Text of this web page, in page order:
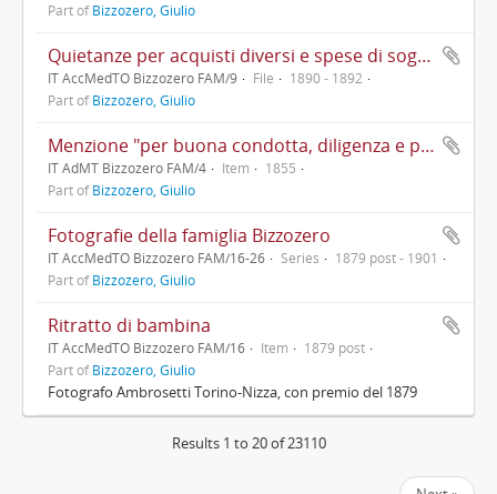
Part ofBizzozero, Giulio
Quietanze per acquisti diversi e spese di soggiorno
IT AccMedTO Bizzozero FAM/9 File
1890 - 1892
Part ofBizzozero, Giulio
Menzione "per buona condotta, diligenza e profitto" a Giulio Bizzozero, "studente del corso liceale" presso l'Istituto Stampa di Milano
IT AdMT Bizzozero FAM/4 Item
1855
Part ofBizzozero, Giulio
Fotografie della famiglia Bizzozero
IT AccMedTO Bizzozero FAM/16-26 Series
1879 post - 1901
Part ofBizzozero, Giulio
Ritratto di bambina
IT AccMedTO Bizzozero FAM/16 Item
1879 post
Part ofBizzozero, Giulio
Fotografo Ambrosetti Torino-Nizza, con premio del 1879
Results 1 to 20 of 23110